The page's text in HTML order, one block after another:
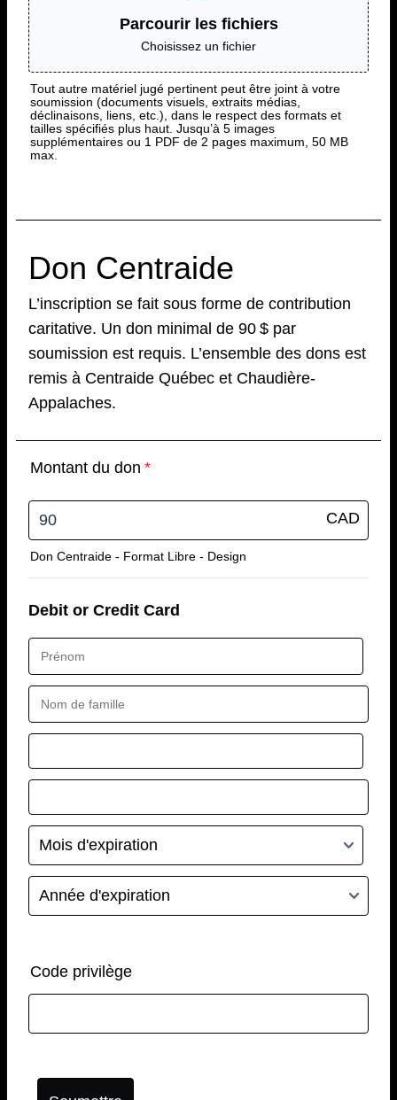
Parcourir les fichiers
Choisissez un fichier
Tout autre matériel jugé pertinent peut être joint à votre
soumission (documents visuels, extraits médias,
déclinaisons, liens, etc.), dans le respect des formats et
tailles spécifiés plus haut. Jusqu’à 5 images
supplémentaires ou 1 PDF de 2 pages maximum, 50 MB
max.
Don Centraide
L’inscription se fait sous forme de contribution
caritative. Un don minimal de 90 $ par
soumission est requis. L’ensemble des dons est
remis à Centraide Québec et Chaudière-
Appalaches.
Montant du don *
CAD
Don Centraide - Format Libre - Design
Debit or Credit Card
Code privilège